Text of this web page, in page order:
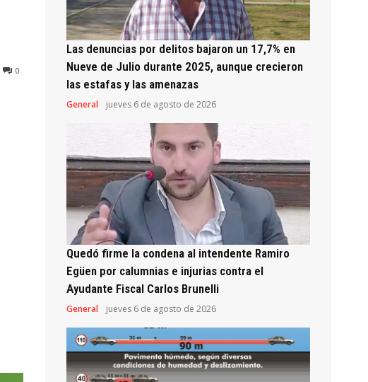
0
Las denuncias por delitos bajaron un 17,7% en
Nueve de Julio durante 2025, aunque crecieron
las estafas y las amenazas
General jueves 6 de agosto de 2026
Quedó firme la condena al intendente Ramiro
Egüen por calumnias e injurias contra el
Ayudante Fiscal Carlos Brunelli
General jueves 6 de agosto de 2026